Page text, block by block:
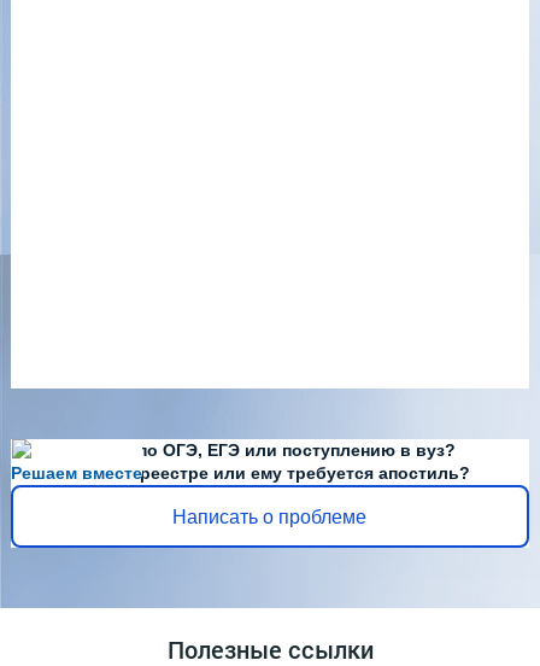
Решаем вместе
Есть вопросы по ОГЭ, ЕГЭ или поступлению в вуз?
Диплома нет в реестре или ему требуется апостиль?
Написать о проблеме
Полезные ссылки